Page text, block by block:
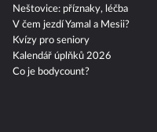
Neštovice: příznaky, léčba
V čem jezdí Yamal a Mesii?
Kvízy pro seniory
Kalendář úplňků 2026
Co je bodycount?